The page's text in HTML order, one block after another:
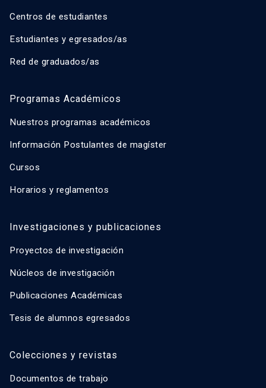
Centros de estudiantes
Estudiantes y egresados/as
Red de graduados/as
Programas Académicos
Nuestros programas académicos
Información Postulantes de magíster
Cursos
Horarios y reglamentos
Investigaciones y publicaciones
Proyectos de investigación
Núcleos de investigación
Publicaciones Académicas
Tesis de alumnos egresados
Colecciones y revistas
Documentos de trabajo